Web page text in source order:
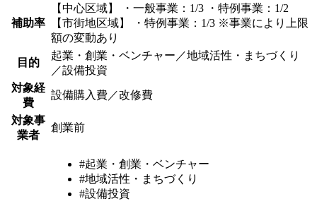
補助率
【中心区域】 ・一般事業：1/3 ・特例事業：1/2
【市街地区域】 ・特例事業：1/3 ※事業により上限
額の変動あり
目的
起業・創業・ベンチャー／地域活性・まちづくり
／設備投資
対象経
費
設備購入費／改修費
対象事
業者
創業前
#起業・創業・ベンチャー
#地域活性・まちづくり
#設備投資